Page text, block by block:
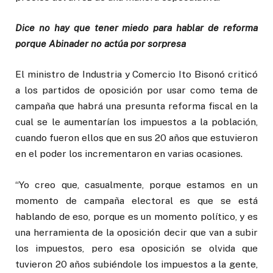
Dice no hay que tener miedo para hablar de reforma
porque Abinader no actúa por sorpresa
El ministro de Industria y Comercio Ito Bisonó criticó
a los partidos de oposición por usar como tema de
campaña que habrá una presunta reforma fiscal en la
cual se le aumentarían los impuestos a la población,
cuando fueron ellos que en sus 20 años que estuvieron
en el poder los incrementaron en varias ocasiones.
“Yo creo que, casualmente, porque estamos en un
momento de campaña electoral es que se está
hablando de eso, porque es un momento político, y es
una herramienta de la oposición decir que van a subir
los impuestos, pero esa oposición se olvida que
tuvieron 20 años subiéndole los impuestos a la gente,